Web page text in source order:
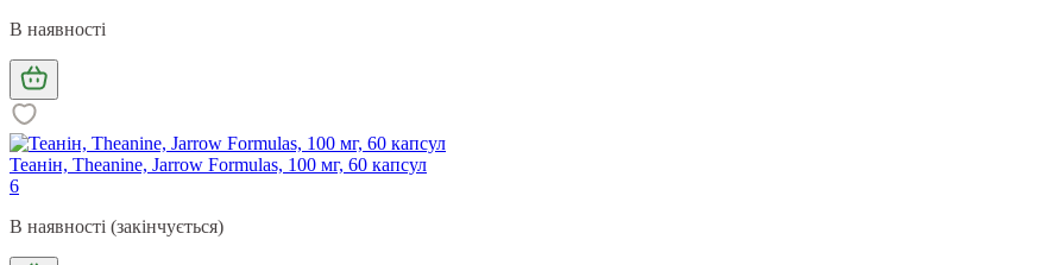
В наявності
Теанін, Theanine, Jarrow Formulas, 100 мг, 60 капсул
6
В наявності (закінчується)